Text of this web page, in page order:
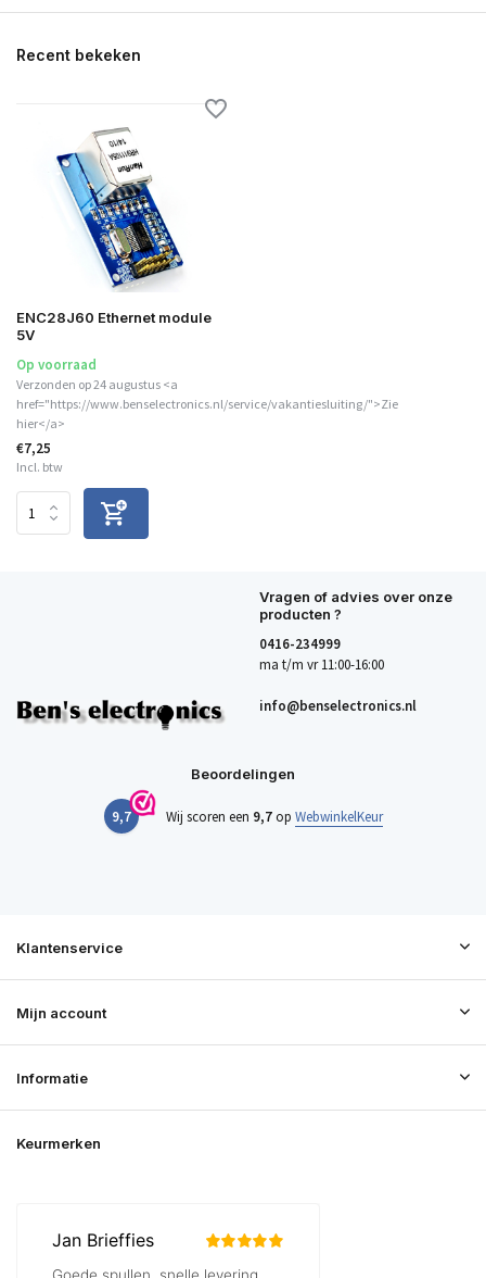
Recent bekeken
ENC28J60 Ethernet module
5V
Op voorraad
Verzonden op 24 augustus <a
href="https://www.benselectronics.nl/service/vakantiesluiting/">Zie
hier</a>
€7,25
Incl. btw
Vragen of advies over onze
producten ?
0416-234999
ma t/m vr 11:00-16:00
info@benselectronics.nl
Beoordelingen
9,7 Wij scoren een 9,7op WebwinkelKeur
Klantenservice
Mijn account
Informatie
Keurmerken